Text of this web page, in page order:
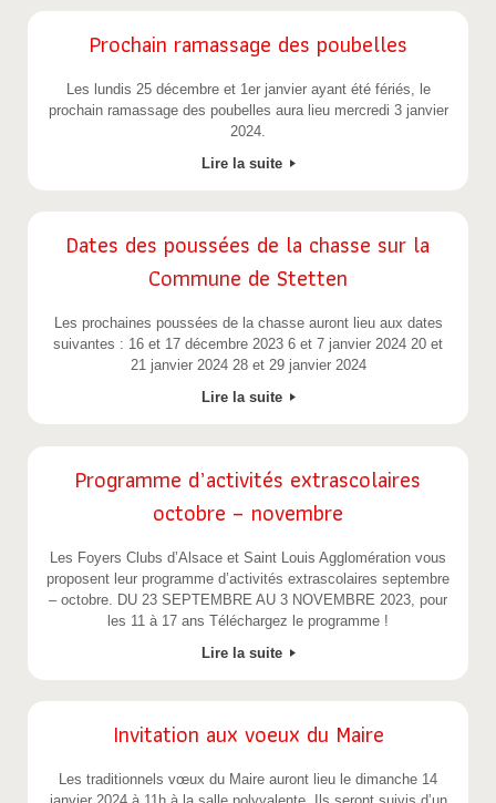
Prochain ramassage des poubelles
Les lundis 25 décembre et 1er janvier ayant été fériés, le
prochain ramassage des poubelles aura lieu mercredi 3 janvier
2024.
Lire la suite
Dates des poussées de la chasse sur la
Commune de Stetten
Les prochaines poussées de la chasse auront lieu aux dates
suivantes : 16 et 17 décembre 2023 6 et 7 janvier 2024 20 et
21 janvier 2024 28 et 29 janvier 2024
Lire la suite
Programme d’activités extrascolaires
octobre – novembre
Les Foyers Clubs d’Alsace et Saint Louis Agglomération vous
proposent leur programme d’activités extrascolaires septembre
– octobre. DU 23 SEPTEMBRE AU 3 NOVEMBRE 2023, pour
les 11 à 17 ans Téléchargez le programme !
Lire la suite
Invitation aux voeux du Maire
Les traditionnels vœux du Maire auront lieu le dimanche 14